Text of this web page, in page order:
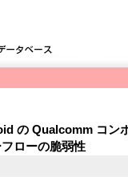
の Qualcomm コン
ローの脆弱性